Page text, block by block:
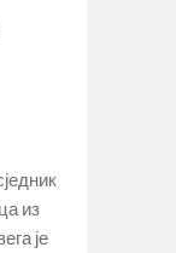
из
је